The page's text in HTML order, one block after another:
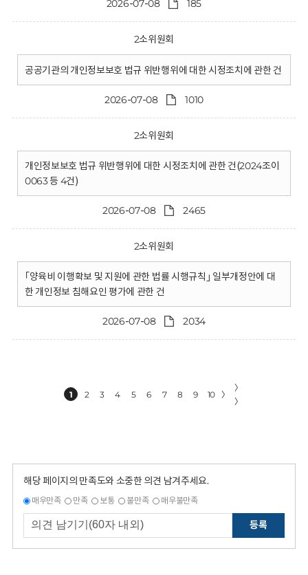
2026-07-08 185
2소위원회
공공기관의 개인정보보호 법규 위반행위에 대한 시정조치에 관한 건
2026-07-08 1010
2소위원회
개인정보보호 법규 위반행위에 대한 시정조치에 관한 건(2024조이
0063 등 4건)
2026-07-08 2465
2소위원회
｢양육비 이행확보 및 지원에 관한 법률 시행규칙｣ 일부개정안에 대
한 개인정보 침해요인 평가에 관한 건
2026-07-08 2034
1 2 3 4 5 6 7 8 9 10 〉
〉
〉
해당 페이지의 만족도와 소중한 의견 남겨주세요.
매우만족 만족 보통 불만족 매우불만족
등록